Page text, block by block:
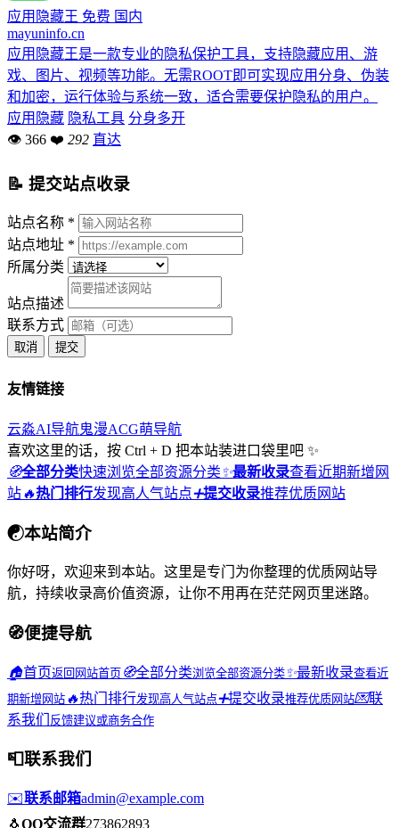
应用隐藏王 免费 国内
mayuninfo.cn
应用隐藏王是一款专业的隐私保护工具，支持隐藏应用、游
戏、图片、视频等功能。无需ROOT即可实现应用分身、伪装
和加密，运行体验与系统一致，适合需要保护隐私的用户。
应用隐藏 隐私工具 分身多开
👁 366 ❤ 292 直达
📝 提交站点收录
站点名称 *
站点地址 *
所属分类
站点描述
联系方式
取消 提交
友情链接
云淼AI导航鬼漫ACG萌导航
喜欢这里的话，按 Ctrl + D 把本站装进口袋里吧 ✨
🧭全部分类快速浏览全部资源分类✨最新收录查看近期新增网
站🔥热门排行发现高人气站点➕提交收录推荐优质网站
☯本站简介
你好呀，欢迎来到本站。这里是专门为你整理的优质网站导
航，持续收录高价值资源，让你不用再在茫茫网页里迷路。
🧭便捷导航
🏠首页返回网站首页 🧭全部分类浏览全部资源分类✨最新收录查看近
期新增网站 🔥热门排行发现高人气站点➕提交收录推荐优质网站💌联
系我们 反馈建议或商务合作
📮联系我们
✉️联系邮箱admin@example.com
🐧QQ交流群273862893